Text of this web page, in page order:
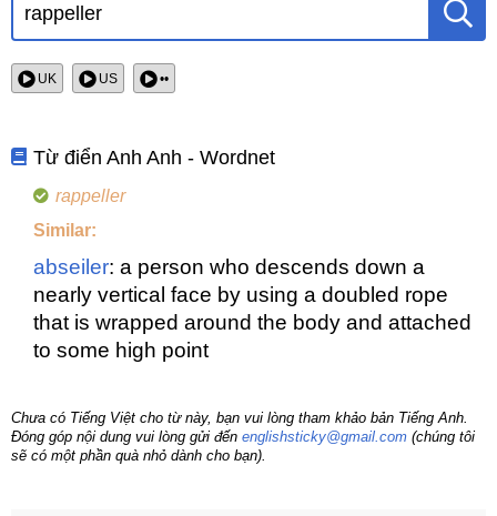
UK US ••
Từ điển Anh Anh - Wordnet
rappeller
Similar:
abseiler: a person who descends down a
nearly vertical face by using a doubled rope
that is wrapped around the body and attached
to some high point
Chưa có Tiếng Việt cho từ này, bạn vui lòng tham khảo bản Tiếng Anh.
Đóng góp nội dung vui lòng gửi đến englishsticky@gmail.com (chúng tôi
sẽ có một phần quà nhỏ dành cho bạn).